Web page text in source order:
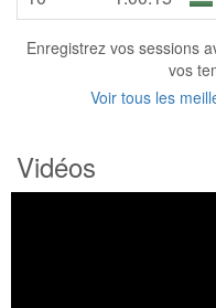
Enregistrez vos sessions
vos
Voir tous les
Vidéos